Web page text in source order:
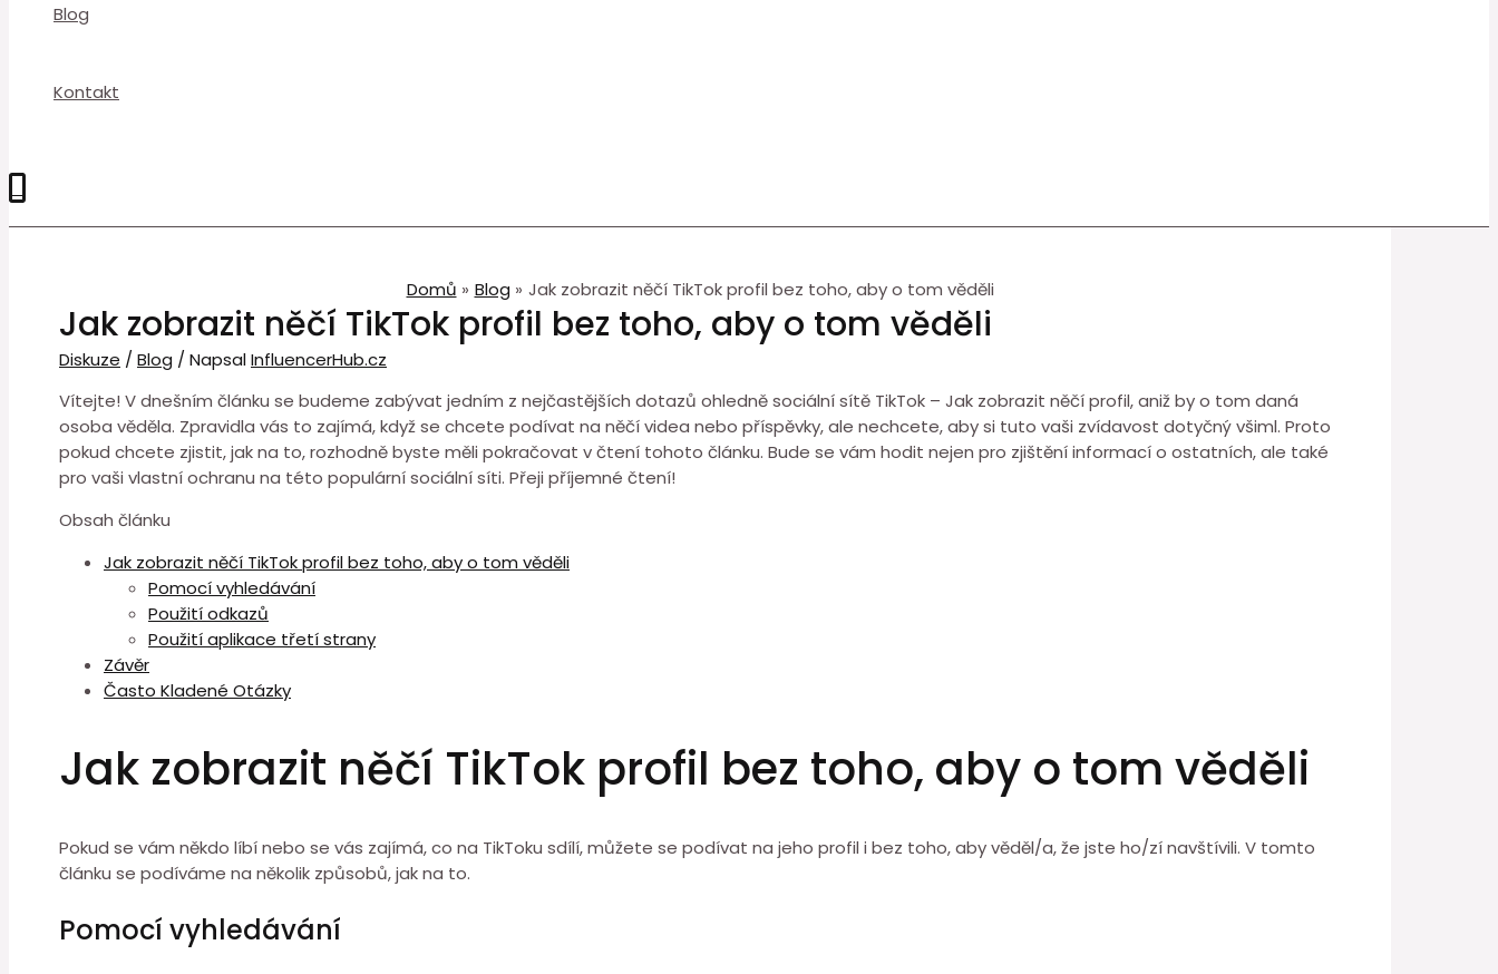
Blog
Kontakt
Domů Blog Jak zobrazit něčí TikTok profil bez toho, aby o tom věděli
Jak zobrazit něčí TikTok profil bez toho, aby o tom věděli
Diskuze / Blog / NapsalInfluencerHub.cz
Vítejte! V dnešním článku se budeme zabývat jedním z nejčastějších dotazů ohledně sociální sítě TikTok – Jak zobrazit něčí profil, aniž by o tom daná
osoba věděla. Zpravidla vás to zajímá, když se chcete podívat na něčí videa nebo příspěvky, ale nechcete, aby si tuto vaši zvídavost dotyčný všiml. Proto
pokud chcete zjistit, jak na to, rozhodně byste měli pokračovat v čtení tohoto článku. Bude se vám hodit nejen pro zjištění informací o ostatních, ale také
pro vaši vlastní ochranu na této populární sociální síti. Přeji příjemné čtení!
Obsah článku
Jak zobrazit něčí TikTok profil bez toho, aby o tom věděli
Pomocí vyhledávání
Použití odkazů
Použití aplikace třetí strany
Závěr
Často Kladené Otázky
Jak zobrazit něčí TikTok profil bez toho, aby o tom věděli
Pokud se vám někdo líbí nebo se vás zajímá, co na TikToku sdílí, můžete se podívat na jeho profil i bez toho, aby věděl/a, že jste ho/zí navštívili. V tomto
článku se podíváme na několik způsobů, jak na to.
Pomocí vyhledávání